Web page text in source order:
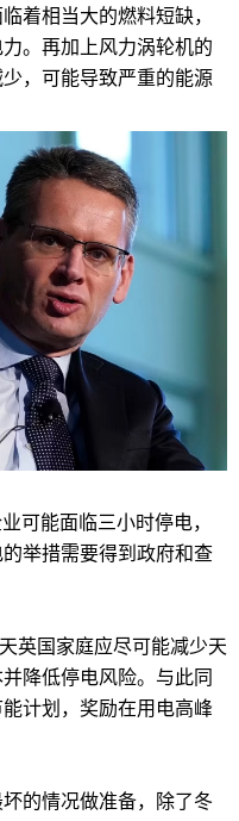
着相当大的燃料短缺，
。再加上风力涡轮机的
，可能导致严重的能源
可能面临三小时停电，
举措需要得到政府和查
英国家庭应尽可能减少天
降低停电风险。与此同
计划，奖励在用电高峰
的情况做准备，除了冬